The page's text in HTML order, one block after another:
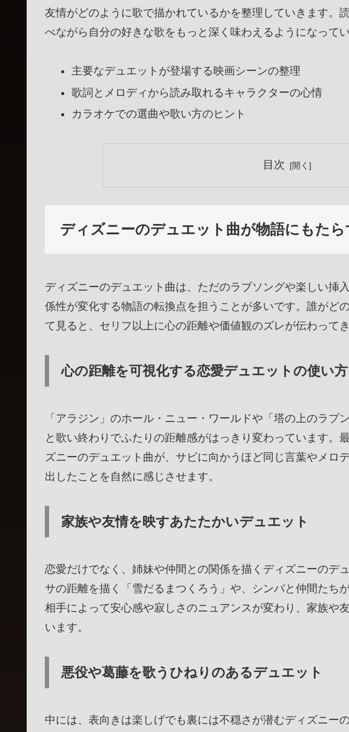
友情がどのように歌で描かれているかを整理していきます。
べながら自分の好きな歌をもっと深く味わえるようになってい
主要なデュエットが登場する映画シーンの整理
歌詞とメロディから読み取れるキャラクターの心情
カラオケでの選曲や歌い方のヒント
目次
ディズニーのデュエット曲が物語にもたら
ディズニーのデュエット曲は、ただのラブソングや楽しい挿
係性が変化する物語の転換点を担うことが多いです。誰がど
て見ると、セリフ以上に心の距離や価値観のズレが伝わってき
心の距離を可視化する恋愛デュエットの使い方
「アラジン」のホール・ニュー・ワールドや「塔の上のラプ
と歌い終わりでふたりの距離感がはっきり変わっています。
ズニーのデュエット曲が、サビに向かうほど同じ言葉やメロ
出したことを自然に感じさせます。
家族や友情を映すあたたかいデュエット
恋愛だけでなく、姉妹や仲間との関係を描くディズニーのデ
サの距離を描く「雪だるまつくろう」や、シンバと仲間たち
相手によって安心感や寂しさのニュアンスが変わり、家族や
います。
悪役や葛藤を歌うひねりのあるデュエット
中には、表向きは楽しげでも裏には不穏さが潜むディズニー